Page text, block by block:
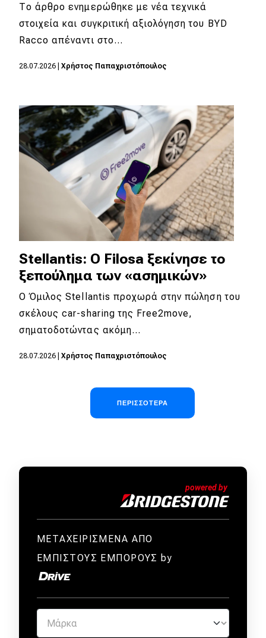
Το άρθρο ενημερώθηκε με νέα τεχνικά
στοιχεία και συγκριτική αξιολόγηση του BYD
Racco απέναντι στο…
28.07.2026 Χρήστος Παπαχριστόπουλος
Stellantis: Ο Filosa ξεκίνησε το
ξεπούλημα των «ασημικών»
Ο Όμιλος Stellantis προχωρά στην πώληση του
σκέλους car-sharing της Free2move,
σηματοδοτώντας ακόμη…
28.07.2026 Χρήστος Παπαχριστόπουλος
ΠΕΡΙΣΣΌΤΕΡΑ
ΜΕΤΑΧΕΙΡΙΣΜΕΝΑ ΑΠΟ
ΕΜΠΙΣΤΟΥΣ ΕΜΠΟΡΟΥΣ by